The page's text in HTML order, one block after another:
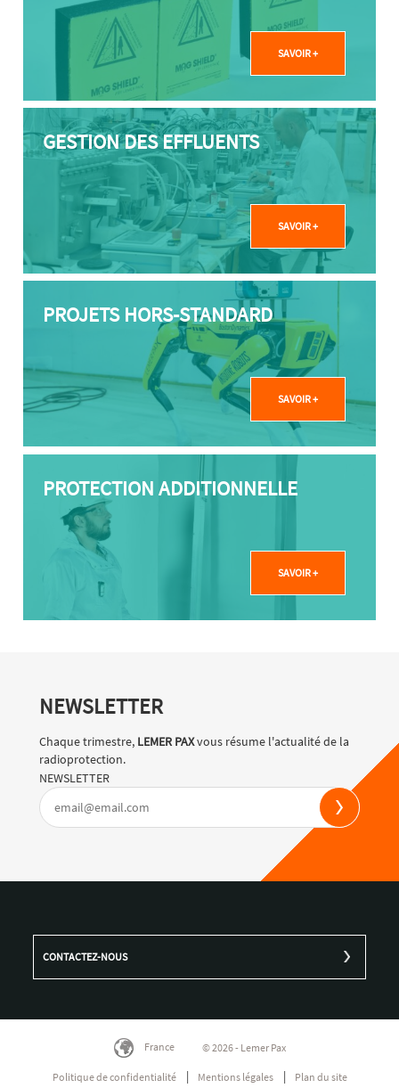
SAVOIR +
GESTION DES EFFLUENTS
SAVOIR +
PROJETS HORS-STANDARD
SAVOIR +
PROTECTION ADDITIONNELLE
SAVOIR +
NEWSLETTER
Chaque trimestre, LEMER PAXvous résume l'actualité de la
radioprotection.
NEWSLETTER
CONTACTEZ-NOUS
France © 2026 - Lemer Pax
Politique de confidentialité Mentions légales Plan du site